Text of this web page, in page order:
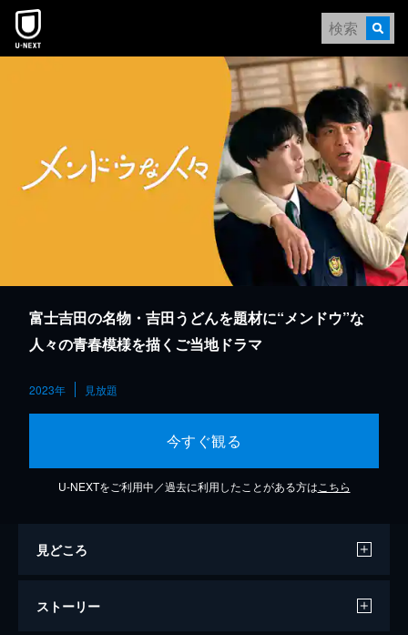
本文へスキップ
富士吉田の名物・吉田うどんを題材に“メンドウ”な
人々の青春模様を描くご当地ドラマ
2023年 見放題
今すぐ観る
U-NEXTをご利用中／過去に利用したことがある方は こちら
見どころ
ストーリー